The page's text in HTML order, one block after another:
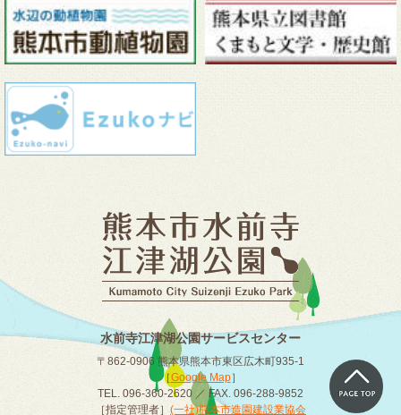
水前寺江津湖公園サービスセンター
〒862-0906 熊本県熊本市東区広木町935-1
［Google Map］
TEL. 096-360-2620 ／ FAX. 096-288-9852
［指定管理者］ (一社)熊本市造園建設業協会